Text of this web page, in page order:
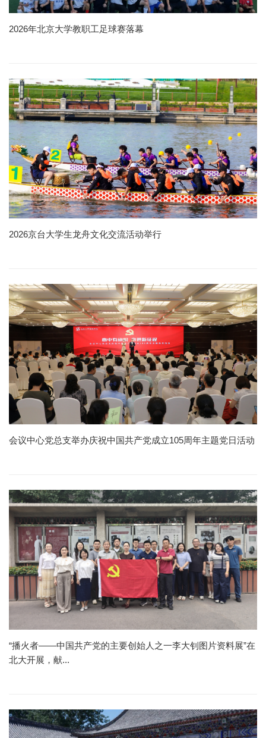
2026年北京大学教职工足球赛落幕
2026京台大学生龙舟文化交流活动举行
会议中心党总支举办庆祝中国共产党成立105周年主题党日活动
“播火者——中国共产党的主要创始人之一李大钊图片资料展”在
北大开展，献...